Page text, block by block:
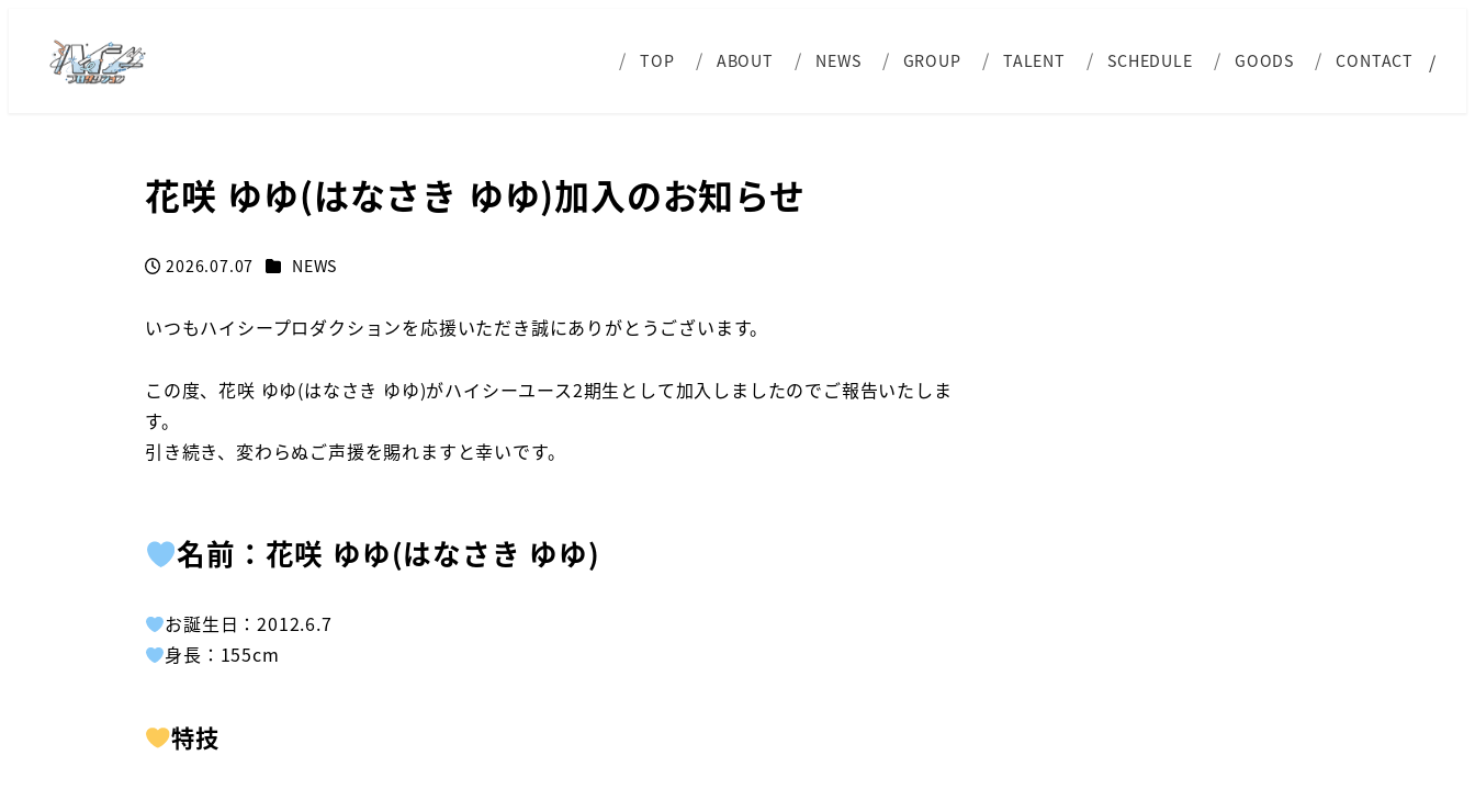
TOP ABOUT NEWS GROUP TALENT SCHEDULE GOODS CONTACT
花咲 ゆゆ(はなさき ゆゆ)加入のお知らせ
投稿日
2026.07.07 カテゴリー
NEWS
いつもハイシープロダクションを応援いただき誠にありがとうございます。
この度、花咲 ゆゆ(はなさき ゆゆ)がハイシーユース2期生として加入しましたのでご報告いたしま
す。
引き続き、変わらぬご声援を賜れますと幸いです。
名前：花咲 ゆゆ(はなさき ゆゆ)
お誕生日：2012.6.7
身長：155cm
特技